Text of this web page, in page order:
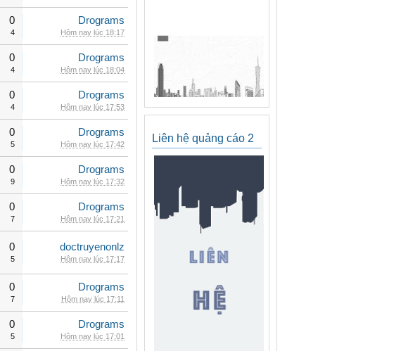
0
4
Drograms
Hôm nay lúc 18:17
0
4
Drograms
Hôm nay lúc 18:04
0
4
Drograms
Hôm nay lúc 17:53
0
5
Drograms
Hôm nay lúc 17:42
0
9
Drograms
Hôm nay lúc 17:32
0
7
Drograms
Hôm nay lúc 17:21
0
5
doctruyenonlz
Hôm nay lúc 17:17
0
7
Drograms
Hôm nay lúc 17:11
0
5
Drograms
Hôm nay lúc 17:01
Liên hệ quảng cáo 2